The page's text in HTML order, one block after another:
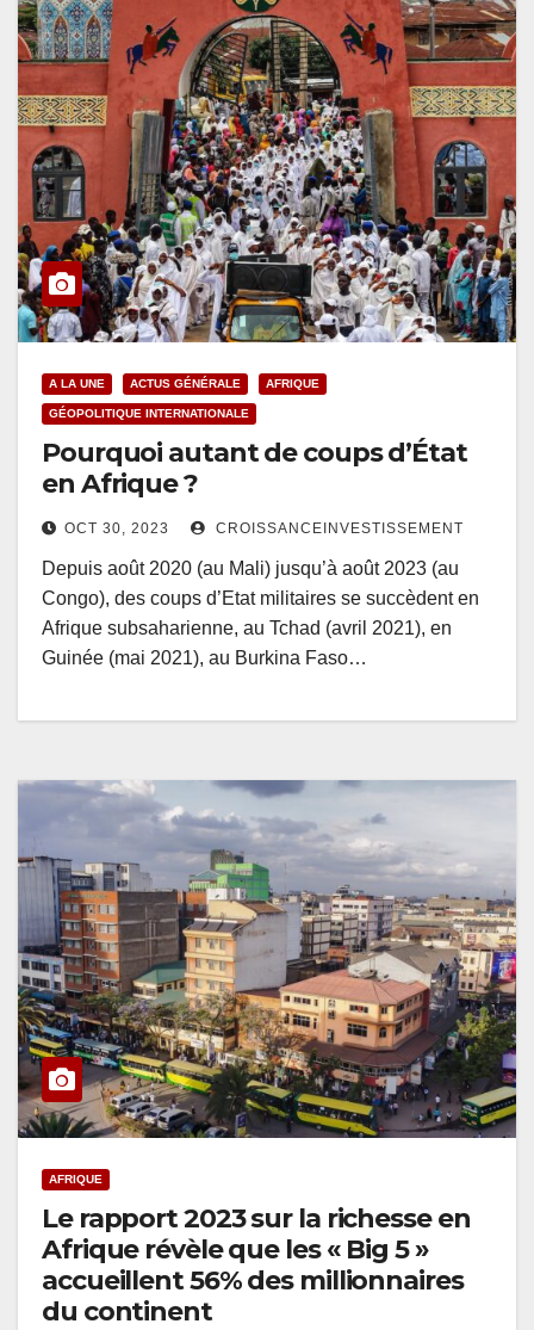
A LA UNE ACTUS GÉNÉRALE AFRIQUE
GÉOPOLITIQUE INTERNATIONALE
Pourquoi autant de coups d’État
en Afrique ?
OCT 30, 2023 CROISSANCEINVESTISSEMENT
Depuis août 2020 (au Mali) jusqu’à août 2023 (au
Congo), des coups d’Etat militaires se succèdent en
Afrique subsaharienne, au Tchad (avril 2021), en
Guinée (mai 2021), au Burkina Faso…
AFRIQUE
Le rapport 2023 sur la richesse en
Afrique révèle que les « Big 5 »
accueillent 56% des millionnaires
du continent